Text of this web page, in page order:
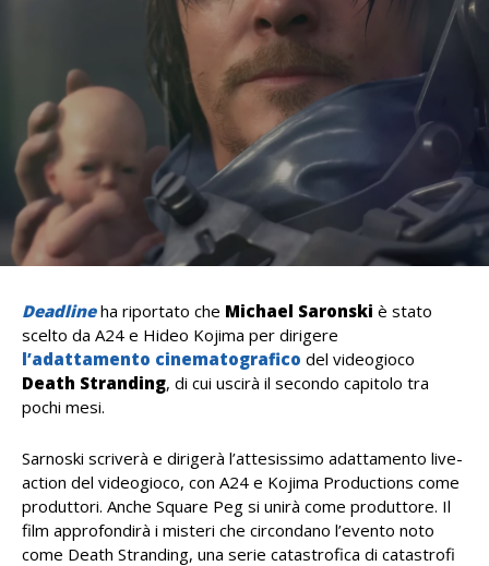
Deadline ha riportato che Michael Saronski è stato
scelto da A24 e Hideo Kojima per dirigere
l’adattamento cinematografico del videogioco
Death Stranding, di cui uscirà il secondo capitolo tra
pochi mesi.
Sarnoski scriverà e dirigerà l’attesissimo adattamento live-
action del videogioco, con A24 e Kojima Productions come
produttori. Anche Square Peg si unirà come produttore. Il
film approfondirà i misteri che circondano l’evento noto
come Death Stranding, una serie catastrofica di catastrofi